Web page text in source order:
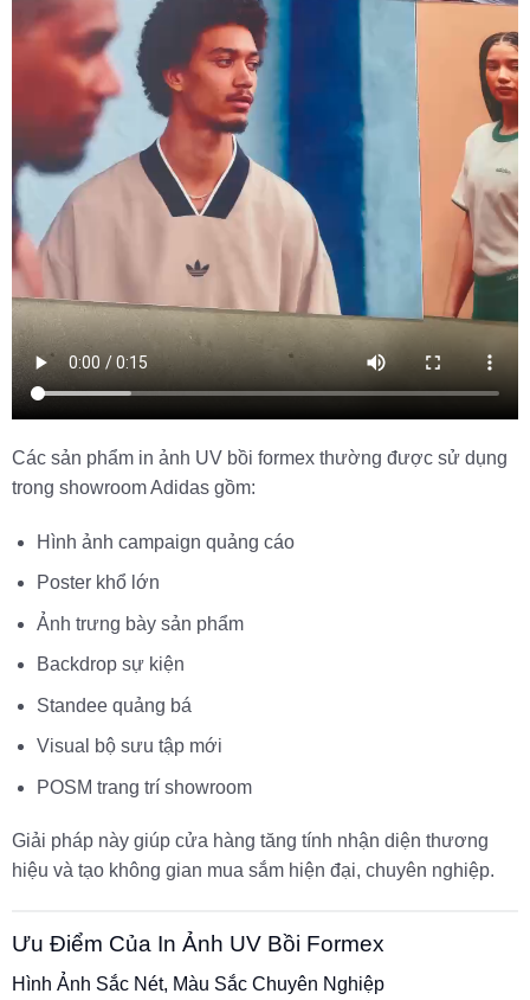
Các sản phẩm in ảnh UV bồi formex thường được sử dụng
trong showroom Adidas gồm:
Hình ảnh campaign quảng cáo
Poster khổ lớn
Ảnh trưng bày sản phẩm
Backdrop sự kiện
Standee quảng bá
Visual bộ sưu tập mới
POSM trang trí showroom
Giải pháp này giúp cửa hàng tăng tính nhận diện thương
hiệu và tạo không gian mua sắm hiện đại, chuyên nghiệp.
Ưu Điểm Của In Ảnh UV Bồi Formex
Hình Ảnh Sắc Nét, Màu Sắc Chuyên Nghiệp